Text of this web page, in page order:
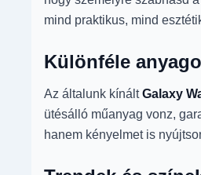
mind praktikus, mind
Különféle
Az általunk kínáltGalaxy
ütésálló műanyag vonz,
hanem kényelmet is